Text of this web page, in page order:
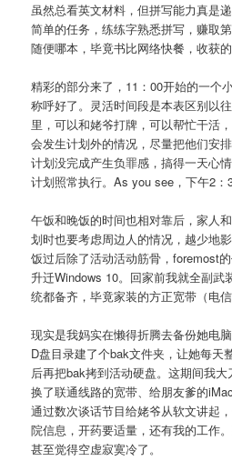
虽然总看英文材料，但拼写能力真是
简单的任务，练练字熟悉拼写，赚取
随便哪本，毕竟书比网络快餐，收获
精彩的部分来了，11：00开始的一个
称呼好了。灵活时间段是本表区别以
里，可以和姥爷打牌，可以帮忙干活
会发生计划外的情况，尽量把他们安
计划没完成产生负罪感，搞得一天心
计划照常执行。As you see，下午2：
午饭和晚饭的时间也相对靠后，家人
划时也要考虑周边人的情况，越少地
饭过后除了活动活动筋骨，foremost
升迁Windows 10。回家前我就全副武
统都备齐，毕竟家装的方正宽带（电
现实是我妈实在懒得折腾去备份她电
D盘目录建了个bak文件夹，让她每天
后再把bak拷到活动硬盘。这期间我大
换了联通线路的宽带、给朋友爹的
通过数次谈话节目给姥爷从软文讲起
院信息，开药要适量，还有我的工作
甚至觉得空虚寂寞冷了。